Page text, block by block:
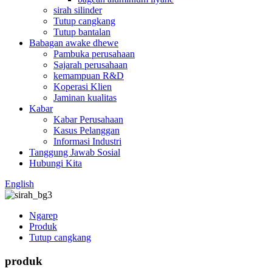
sirah silinder
Tutup cangkang
Tutup bantalan
Babagan awake dhewe
Pambuka perusahaan
Sajarah perusahaan
kemampuan R&D
Koperasi Klien
Jaminan kualitas
Kabar
Kabar Perusahaan
Kasus Pelanggan
Informasi Industri
Tanggung Jawab Sosial
Hubungi Kita
English
Ngarep
Produk
Tutup cangkang
produk